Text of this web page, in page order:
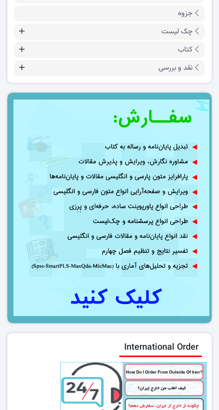
جزوه
چک لیست
کتاب
نقد و بررسی
International Order